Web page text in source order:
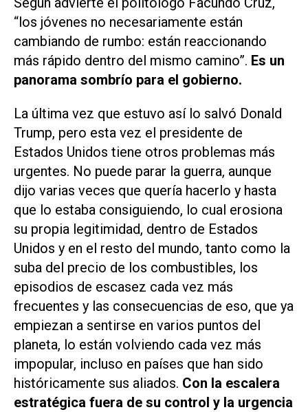
“los jóvenes no necesariamente están
cambiando de rumbo: están reaccionando
más rápido dentro del mismo camino”. Es un
panorama sombrío para el gobierno.
La última vez que estuvo así lo salvó Donald
Trump, pero esta vez el presidente de
Estados Unidos tiene otros problemas más
urgentes. No puede parar la guerra, aunque
dijo varias veces que quería hacerlo y hasta
que lo estaba consiguiendo, lo cual erosiona
su propia legitimidad, dentro de Estados
Unidos y en el resto del mundo, tanto como la
suba del precio de los combustibles, los
episodios de escasez cada vez más
frecuentes y las consecuencias de eso, que ya
empiezan a sentirse en varios puntos del
planeta, lo están volviendo cada vez más
impopular, incluso en países que han sido
históricamente sus aliados. Con la escalera
estratégica fuera de su control y la urgencia